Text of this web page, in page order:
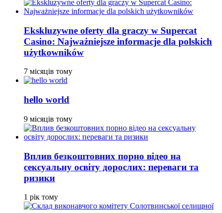
Ekskluzywne oferty dla graczy w Supercat
Casino: Najważniejsze informacje dla polskich
użytkowników
7 місяців тому
hello world
9 місяців тому
Вплив безкоштовних порно відео на
сексуальну освіту дорослих: переваги та
ризики
1 рік тому